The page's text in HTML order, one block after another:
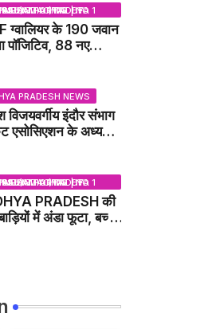
OF CENTRAL INDIA (MADHYA PRADESH)
ग्वालियर के 190 जवान
पॉजिटिव, 88 नए
PRADESH NEWS
इंदौर संभाग
एसोसिएशन के अध्यक्ष
OF CENTRAL INDIA (MADHYA PRADESH)
PRADESH की
में अंडा फूटा, बच्चों